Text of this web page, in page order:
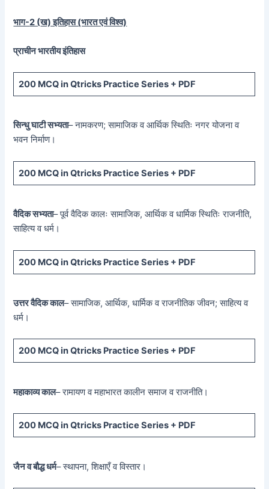
भाग-2 (ख) इतिहास (भारत एवं विश्व)
प्राचीन भारतीय इंतिहास
200 MCQin Qtricks Practice Series + PDF
सिन्धु घाटी सभ्यता– नामकरण; सामाजिक व आर्थिक स्थितिः नगर योजना व
भवन निर्माण।
200 MCQin Qtricks Practice Series + PDF
वैदिक सभ्यता– पूर्व वैदिक कालः सामाजिक, आर्थिक व धार्मिक स्थितिः राजनीति,
साहित्य व धर्म।
200 MCQin Qtricks Practice Series + PDF
उत्तर वैदिक काल– सामाजिक, आर्थिक, धार्मिक व राजनीतिक जीवन; साहित्य व
धर्म।
200 MCQin Qtricks Practice Series + PDF
महाकाव्य काल– रामायण व महाभारत कालीन समाज व राजनीति।
200 MCQin Qtricks Practice Series + PDF
जैन व बौद्ध धर्म– स्थापना, शिक्षाएँ व विस्तार।